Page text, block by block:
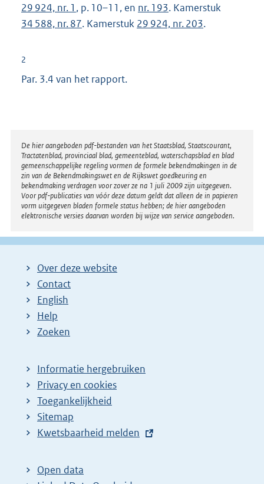
29 924, nr. 1 , p. 10–11, en nr. 193. Kamerstuk
34 588, nr. 87. Kamerstuk 29 924, nr. 203.
2
Par. 3.4 van het rapport.
Disclaimer
De hier aangeboden pdf-bestanden van het Staatsblad, Staatscourant,
Tractatenblad, provinciaal blad, gemeenteblad, waterschapsblad en blad
gemeenschappelijke regeling vormen de formele bekendmakingen in de
zin van de Bekendmakingswet en de Rijkswet goedkeuring en
bekendmaking verdragen voor zover ze na 1 juli 2009 zijn uitgegeven.
Voor pdf-publicaties van vóór deze datum geldt dat alleen de in papieren
vorm uitgegeven bladen formele status hebben; de hier aangeboden
elektronische versies daarvan worden bij wijze van service aangeboden.
Over deze website
Contact
English
Help
Zoeken
Informatie hergebruiken
Privacy en cookies
Toegankelijkheid
Sitemap
E
t
e
Kwetsbaarheid melden
Open data